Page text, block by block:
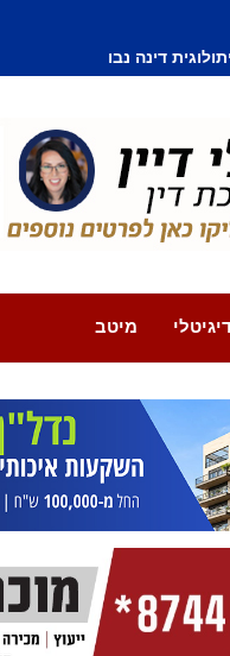
נפצע קל
מיטב